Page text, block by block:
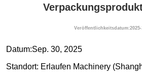
Veröffentlichkeitsdatum:2025-